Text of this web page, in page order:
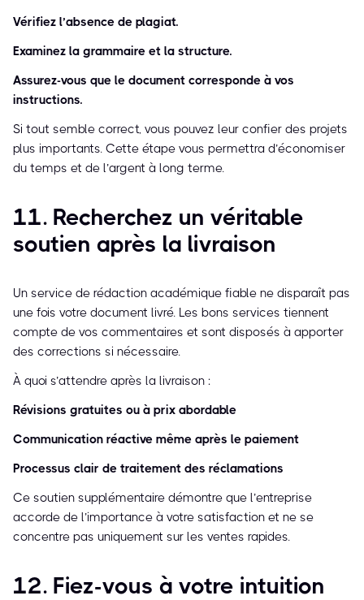
Vérifiez l’absence de plagiat.
Examinez la grammaire et la structure.
Assurez-vous que le document corresponde à vos
instructions.
Si tout semble correct, vous pouvez leur confier des projets
plus importants. Cette étape vous permettra d’économiser
du temps et de l’argent à long terme.
11. Recherchez un véritable
soutien après la livraison
Un service de rédaction académique fiable ne disparaît pas
une fois votre document livré. Les bons services tiennent
compte de vos commentaires et sont disposés à apporter
des corrections si nécessaire.
À quoi s’attendre après la livraison :
Révisions gratuites ou à prix abordable
Communication réactive même après le paiement
Processus clair de traitement des réclamations
Ce soutien supplémentaire démontre que l’entreprise
accorde de l’importance à votre satisfaction et ne se
concentre pas uniquement sur les ventes rapides.
12. Fiez-vous à votre intuition